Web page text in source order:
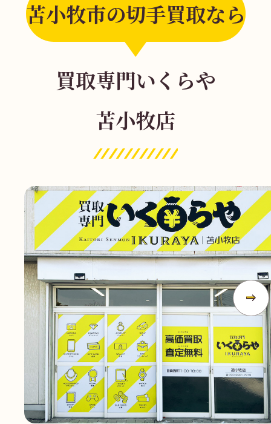
無 料
電話で 今すぐ無料査定
総合受付
10:00-19:00 （年中無休）/通話料無料
メールで
苫小牧市の切手買取なら
買取専門いくらや
苫小牧店